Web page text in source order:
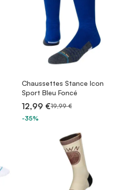
Chaussettes Stance Icon
Sport Bleu Foncé
12,99 €19,99 €
-35%